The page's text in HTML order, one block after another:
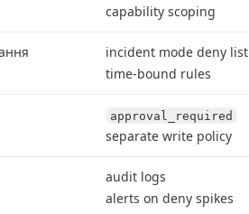
capability scoping
incident mode deny list
time-bound rules
approval_required
separate write policy
audit logs
alerts on deny spikes